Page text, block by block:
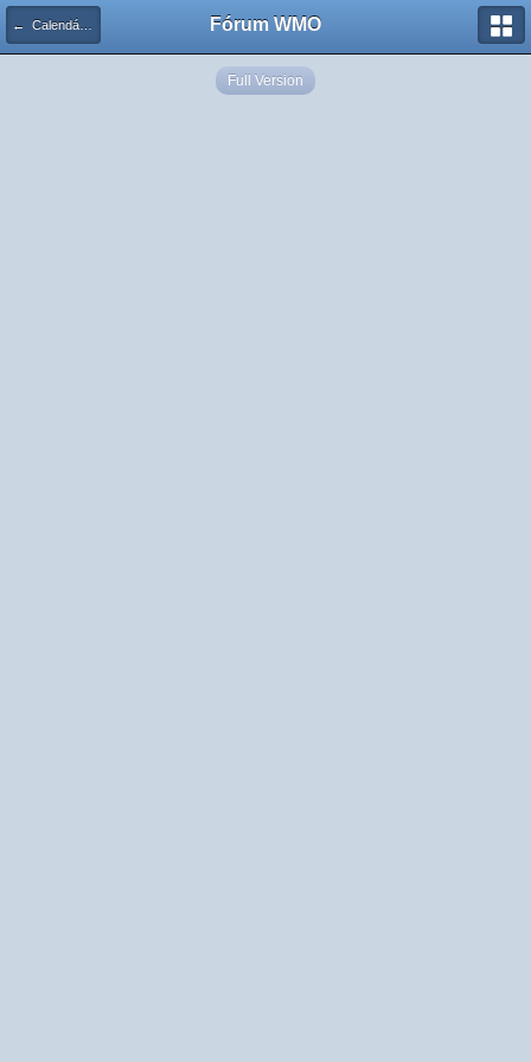
← Calendário de Eventos Fórum WMO
Full Version